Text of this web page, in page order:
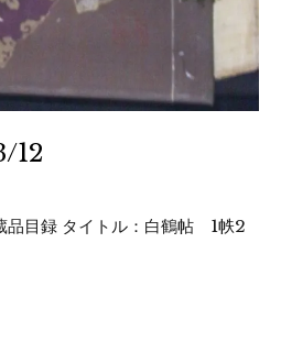
12
品目録 タイトル：白鶴帖 1帙2